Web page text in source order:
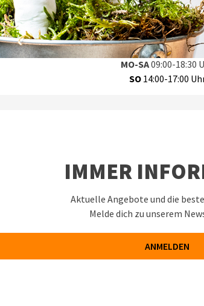
XXL-GARTENCENTER IN EMDEN
Württemberger Straße 12,
MO-SA09:00-18:30
SO14:00-17:00
IMMER
Aktuelle Angebote und die
Melde dich zu unserem
ANMELDEN